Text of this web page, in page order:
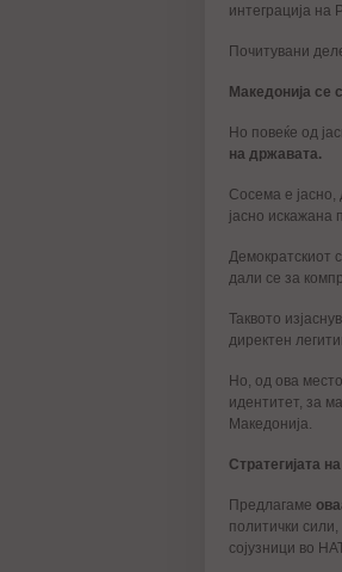
интеграција на
Почитувани
Македонија се
Но повеќе од
на државата.
Сосема е јасно,
јасно искажана
Демократскиот
дали се за
Таквото
директен
Но, од ова
идентитет, за
Македонија.
Стратегијата
Предлагаме
политички
сојузници во